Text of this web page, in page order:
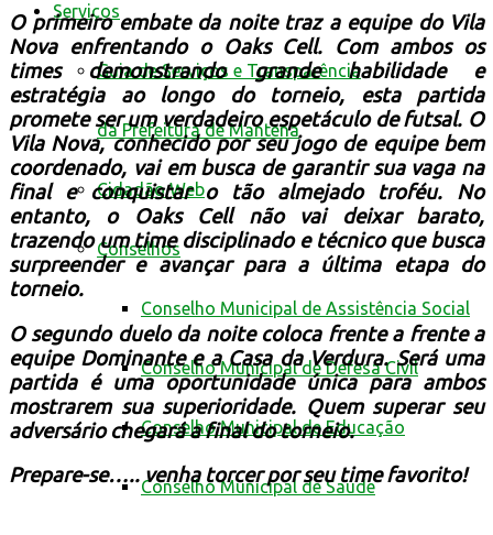
Serviços
Guia de Serviços e Transparência
da Prefeitura de Mantena
Cidadão Web
Conselhos
Conselho Municipal de Assistência Social
Conselho Municipal de Defesa Civil
Conselho Municipal de Educação
Conselho Municipal de Saúde
O primeiro embate da noite traz a equipe do Vila
Nova enfrentando o Oaks Cell. Com ambos os
times demonstrando grande habilidade e
estratégia ao longo do torneio, esta partida
promete ser um verdadeiro espetáculo de futsal. O
Vila Nova, conhecido por seu jogo de equipe bem
coordenado, vai em busca de garantir sua vaga na
final e conquistar o tão almejado troféu. No
entanto, o Oaks Cell não vai deixar barato,
trazendo um time disciplinado e técnico que busca
surpreender e avançar para a última etapa do
torneio.
O segundo duelo da noite coloca frente a frente a
equipe Dominante e a Casa da Verdura. Será uma
partida é uma oportunidade única para ambos
mostrarem sua superioridade. Quem superar seu
adversário chegará a final do torneio.
Prepare-se….. venha torcer por seu time favorito!